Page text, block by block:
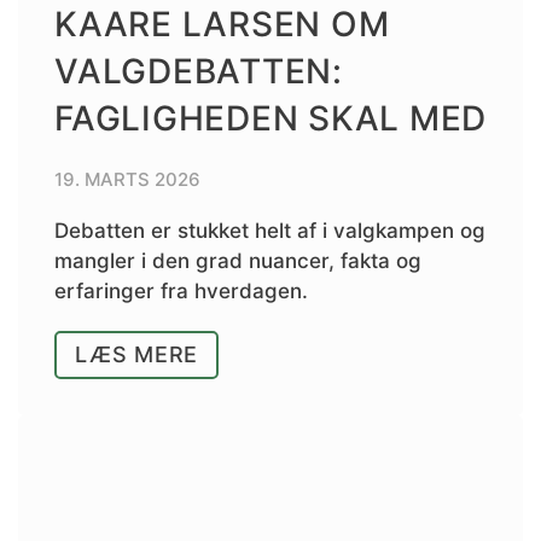
KAARE LARSEN OM
VALGDEBATTEN:
FAGLIGHEDEN SKAL MED
19. MARTS 2026
Debatten er stukket helt af i valgkampen og
mangler i den grad nuancer, fakta og
erfaringer fra hverdagen.
LÆS MERE